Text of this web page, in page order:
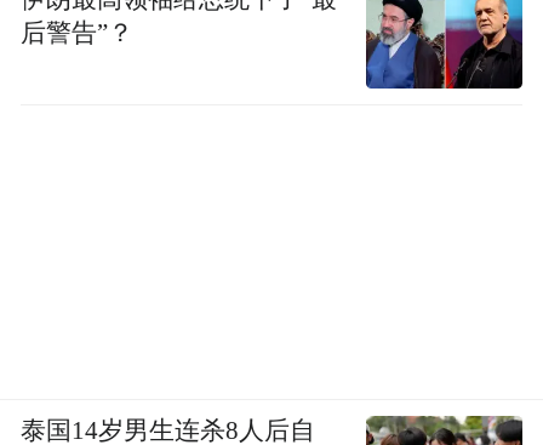
后警告”？
泰国14岁男生连杀8人后自